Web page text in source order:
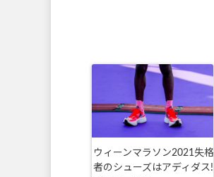
ウィーンマラソン2021失格
者のシューズはアディダス!